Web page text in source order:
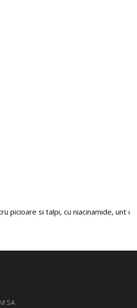
picioare si talpi, cu niacinamide, unt
SA